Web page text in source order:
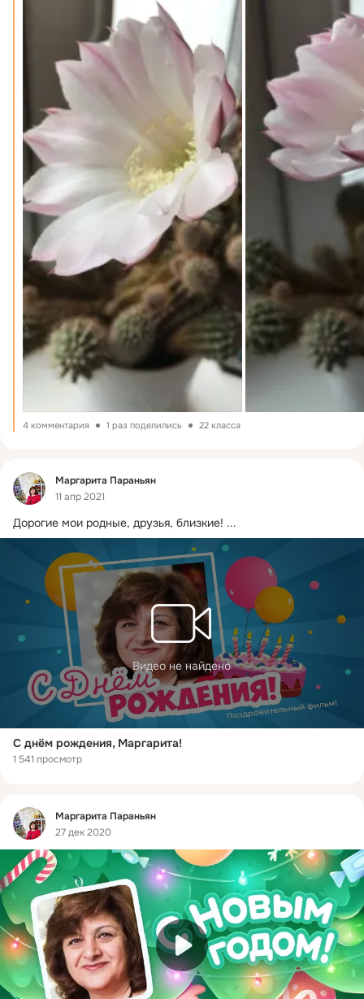
4 комментария 1 раз поделились 22 класса
Фид
Маргарита Параньян
11 апр 2021
Дорогие мои родные, друзья, близкие! ...
Видео не найдено
С днём рождения, Маргарита!
1 541 просмотр
Фид
Маргарита Параньян
27 дек 2020